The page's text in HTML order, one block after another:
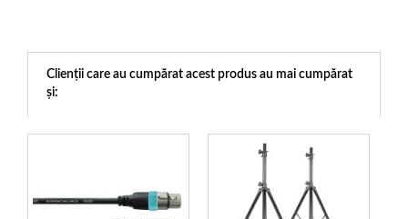
Clienții care au cumpărat acest produs au mai cumpărat
și: